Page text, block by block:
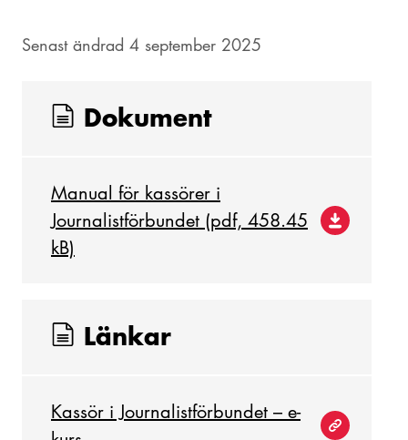
Senast ändrad 4 september 2025
Dokument
Manual för kassörer i
Journalistförbundet (pdf, 458.45
kB)
Länkar
Kassör i Journalistförbundet – e-